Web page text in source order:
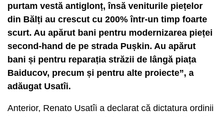
purtam vestă antiglonț, însă veniturile piețelor
din Bălți au crescut cu 200% într-un timp foarte
scurt. Au apărut bani pentru modernizarea pieței
second-hand de pe strada Pușkin. Au apărut
bani și pentru reparația străzii de lângă piața
Baiducov, precum și pentru alte proiecte”, a
adăugat Usatîi.
Anterior, Renato Usatîi a declarat că dictatura ordinii